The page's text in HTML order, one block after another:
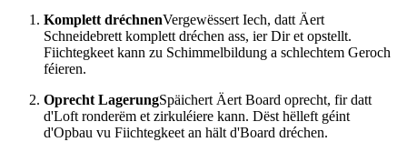
Komplett dréchnenVergewëssert Iech, datt Äert
Schneidebrett komplett dréchen ass, ier Dir et opstellt.
Fiichtegkeet kann zu Schimmelbildung a schlechtem Geroch
féieren.
Oprecht LagerungSpäichert Äert Board oprecht, fir datt
d'Loft ronderëm et zirkuléiere kann. Dëst hëlleft géint
d'Opbau vu Fiichtegkeet an hält d'Board dréchen.